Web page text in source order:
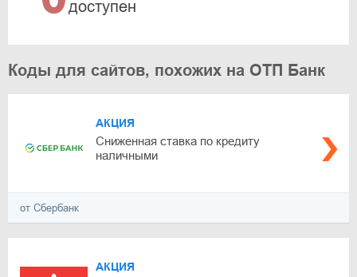
доступен
Коды для сайтов, похожих на ОТП Банк
АКЦИЯ
Сниженная ставка по кредиту
наличными
от Сбербанк
АКЦИЯ